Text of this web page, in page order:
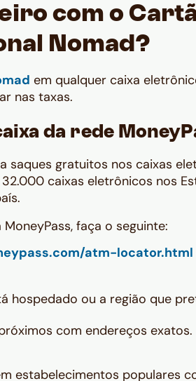
com o
Nomad?
em qualquer caixa
nas taxas.
da rede
saques gratuitos nos caixas
caixas eletrônicos nos
faça o seguinte:
atm-locator.html
hospedado ou a região que
com endereços exatos.
estabelecimentos populares